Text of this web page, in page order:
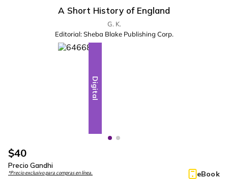
A Short History of England
G. K.
Editorial: Sheba Blake Publishing Corp.
Digital
$40
Precio Gandhi
*Precio exclusivo para compras en línea. eBook